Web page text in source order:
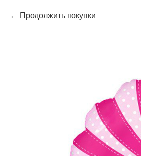
Продолжить покупки